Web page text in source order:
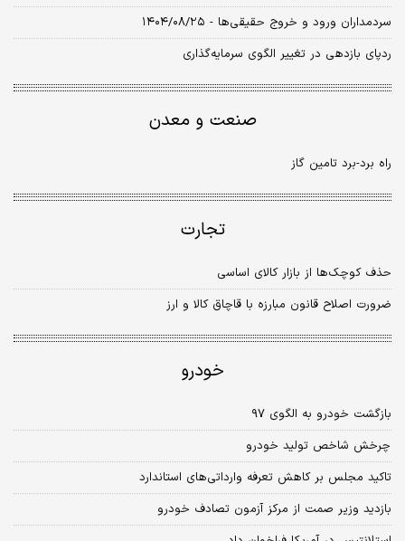
سردمداران ورود و خروج حقیقی‌ها - ۱۴۰۴/۰۸/۲۵
ردپای بازدهی در تغییر الگوی سرمایه‌گذاری
صنعت و معدن
راه‌ برد-برد تامین گاز
تجارت
حذف کوچک‌ها از بازار کالای اساسی
ضرورت اصلاح قانون مبارزه با قاچاق کالا و ارز
خودرو
بازگشت خودرو به الگوی ۹۷
چرخش شاخص تولید خودرو
تاکید مجلس بر کاهش تعرفه وارداتی‌‌‌‌‌‌های استاندارد
بازدید وزیر صمت از مرکز آزمون تصادف خودرو